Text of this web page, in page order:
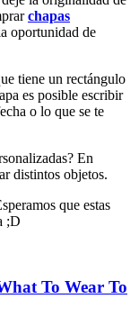
chapas
oportunidad de
tiene un rectángulo
es posible escribir
o lo que se te
En
distintos objetos.
que estas
;D
To Wear To